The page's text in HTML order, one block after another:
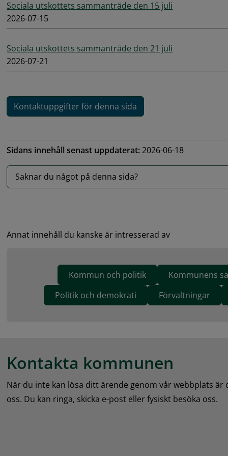
Sociala utskottets sammanträde den 15 juli
2026-07-15
Sociala utskottets sammanträde den 21 juli
2026-07-21
Kontaktuppgifter för denna sida
Sidans innehåll senast uppdaterat: 2026-06-18
Saknar du något på denna sida?
Annat innehåll du kanske är intresserad av
Kommun och politik
Kommunens
Politik och demokrati
Förvaltningar
Kontakta kommunen
När du inte kan lösa ditt ärende genom vår webbplats
oss. Du kan ringa, skicka e-post eller fysiskt besöka oss.